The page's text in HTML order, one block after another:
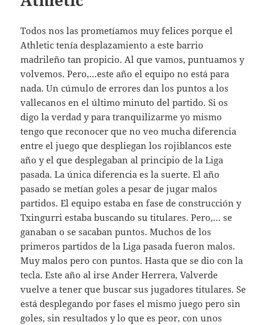
Todos nos las prometíamos muy felices porque el
Athletic tenía desplazamiento a este barrio
madrileño tan propicio. Al que vamos, puntuamos y
volvemos. Pero,…este año el equipo no está para
nada. Un cúmulo de errores dan los puntos a los
vallecanos en el último minuto del partido. Si os
digo la verdad y para tranquilizarme yo mismo
tengo que reconocer que no veo mucha diferencia
entre el juego que despliegan los rojiblancos este
año y el que desplegaban al principio de la Liga
pasada. La única diferencia es la suerte. El año
pasado se metían goles a pesar de jugar malos
partidos. El equipo estaba en fase de construcción y
Txingurri estaba buscando su titulares. Pero,… se
ganaban o se sacaban puntos. Muchos de los
primeros partidos de la Liga pasada fueron malos.
Muy malos pero con puntos. Hasta que se dio con la
tecla. Este año al irse Ander Herrera, Valverde
vuelve a tener que buscar sus jugadores titulares. Se
está desplegando por fases el mismo juego pero sin
goles, sin resultados y lo que es peor, con unos